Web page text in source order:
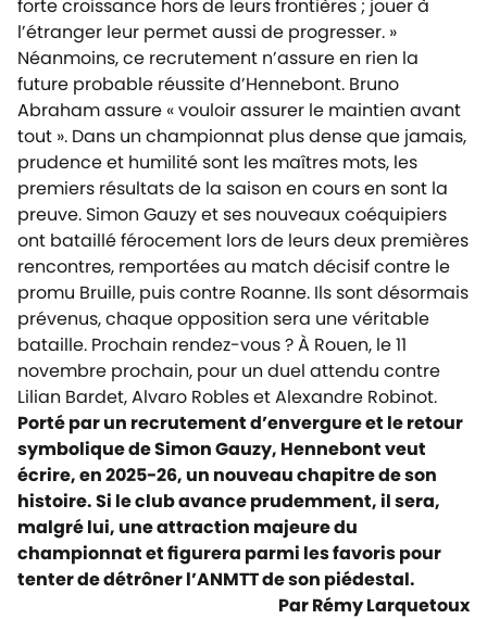
forte croissance hors de leurs frontières ; jouer à
l’étranger leur permet aussi de progresser. »
Néanmoins, ce recrutement n’assure en rien la
future probable réussite d’Hennebont. Bruno
Abraham assure « vouloir assurer le maintien avant
tout ». Dans un championnat plus dense que jamais,
prudence et humilité sont les maîtres mots, les
premiers résultats de la saison en cours en sont la
preuve. Simon Gauzy et ses nouveaux coéquipiers
ont bataillé férocement lors de leurs deux premières
rencontres, remportées au match décisif contre le
promu Bruille, puis contre Roanne. Ils sont désormais
prévenus, chaque opposition sera une véritable
bataille. Prochain rendez-vous ? À Rouen, le 11
novembre prochain, pour un duel attendu contre
Lilian Bardet, Alvaro Robles et Alexandre Robinot.
Porté par un recrutement d’envergure et le retour
symbolique de Simon Gauzy, Hennebont veut
écrire, en 2025-26, un nouveau chapitre de son
histoire. Si le club avance prudemment, il sera,
malgré lui, une attraction majeure du
championnat et figurera parmi les favoris pour
tenter de détrôner l’ANMTT de son piédestal.
Par Rémy Larquetoux